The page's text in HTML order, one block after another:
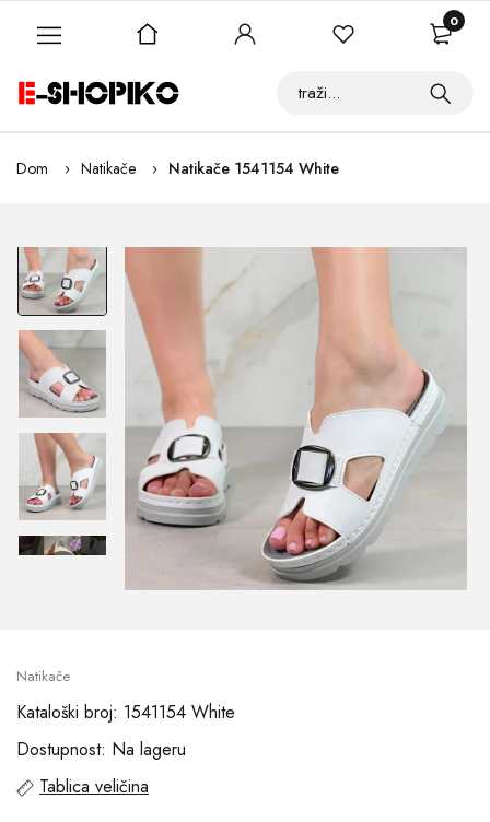
Dom Natikače Natikače 1541154 White
Natikače
Kataloški broj: 1541154 White
Dostupnost: Na lageru
Tablica veličina
0